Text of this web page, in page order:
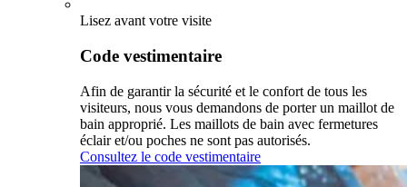
Lisez avant votre visite
Code vestimentaire
Afin de garantir la sécurité et le confort de tous les
visiteurs, nous vous demandons de porter un maillot de
bain approprié. Les maillots de bain avec fermetures
éclair et/ou poches ne sont pas autorisés.
Consultez le code vestimentaire